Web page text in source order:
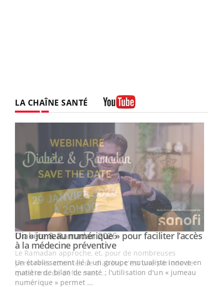
LA CHAÎNE SANTÉ
Youtube
Un « jumeau numérique » pour faciliter l’accès
à la médecine préventiveYoutube
Un établissement lié à un groupe mutualiste innove en
matière de bilan de santé : l'utilisation d'un « jumeau
numérique » permet ...